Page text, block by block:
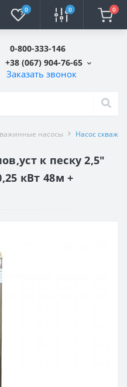
0 0 0
0-800-333-146
+38 (067) 904-76-65
Заказать звонок
насосы Насос
к песку 2,5″
кВт 48м +